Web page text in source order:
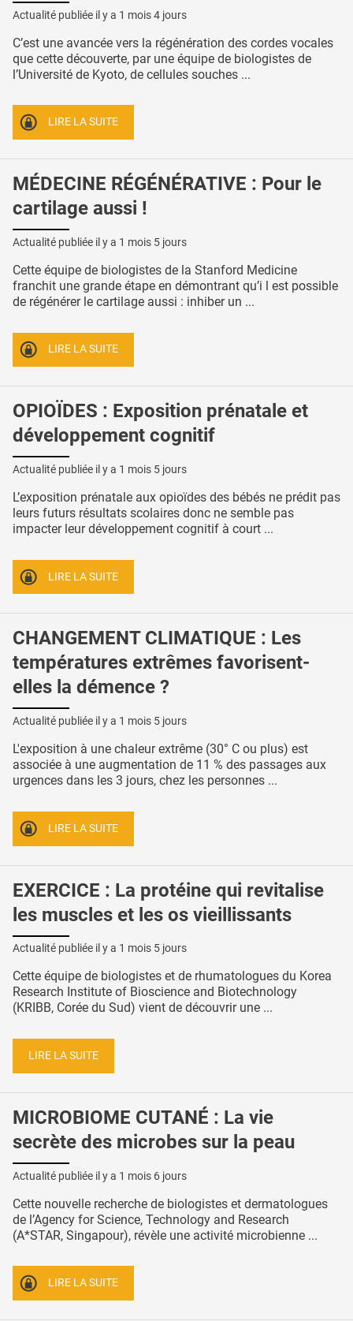
Actualité publiée il y a 1 mois 4 jours
C’est une avancée vers la régénération des cordes vocales
que cette découverte, par une équipe de biologistes de
l’Université de Kyoto, de cellules souches ...
LIRE LA SUITE
MÉDECINE RÉGÉNÉRATIVE : Pour le
cartilage aussi !
Actualité publiée il y a 1 mois 5 jours
Cette équipe de biologistes de la Stanford Medicine
franchit une grande étape en démontrant qu’i l est possible
de régénérer le cartilage aussi : inhiber un ...
LIRE LA SUITE
OPIOÏDES : Exposition prénatale et
développement cognitif
Actualité publiée il y a 1 mois 5 jours
L’exposition prénatale aux opioïdes des bébés ne prédit pas
leurs futurs résultats scolaires donc ne semble pas
impacter leur développement cognitif à court ...
LIRE LA SUITE
CHANGEMENT CLIMATIQUE : Les
températures extrêmes favorisent-
elles la démence ?
Actualité publiée il y a 1 mois 5 jours
L'exposition à une chaleur extrême (30° C ou plus) est
associée à une augmentation de 11 % des passages aux
urgences dans les 3 jours, chez les personnes ...
LIRE LA SUITE
EXERCICE : La protéine qui revitalise
les muscles et les os vieillissants
Actualité publiée il y a 1 mois 5 jours
Cette équipe de biologistes et de rhumatologues du Korea
Research Institute of Bioscience and Biotechnology
(KRIBB, Corée du Sud) vient de découvrir une ...
LIRE LA SUITE
MICROBIOME CUTANÉ : La vie
secrète des microbes sur la peau
Actualité publiée il y a 1 mois 6 jours
Cette nouvelle recherche de biologistes et dermatologues
de l’Agency for Science, Technology and Research
(A*STAR, Singapour), révèle une activité microbienne ...
LIRE LA SUITE